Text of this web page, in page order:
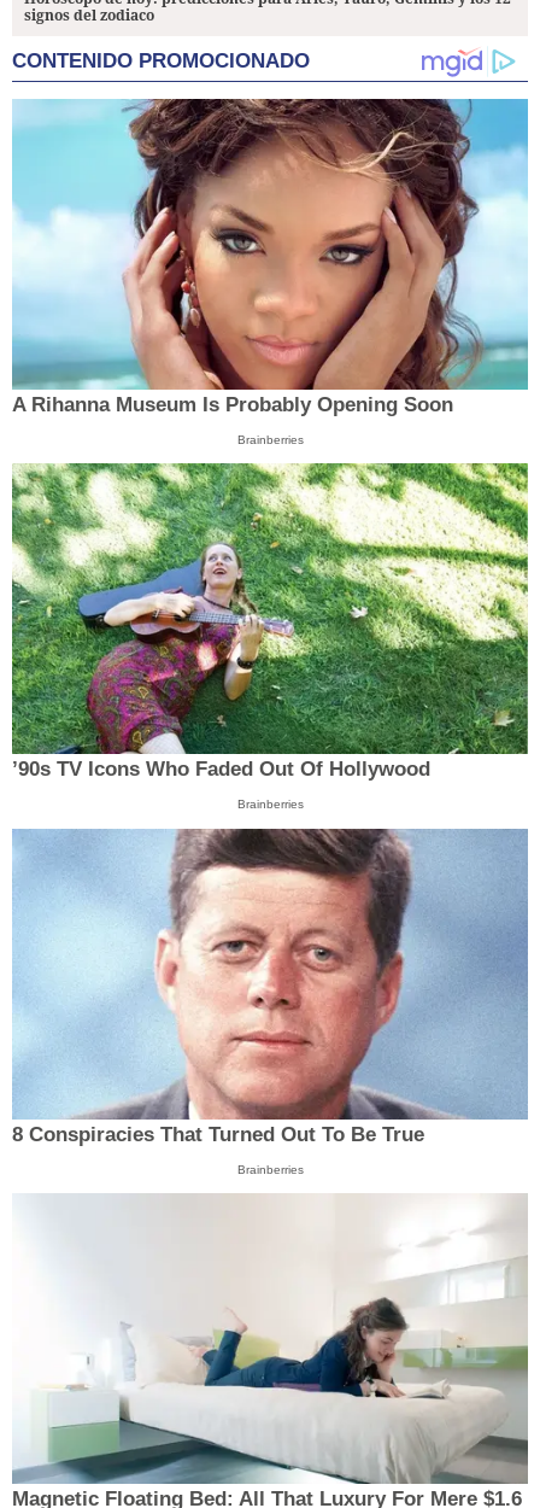
signos del zodiaco
CONTENIDO PROMOCIONADO
A Rihanna Museum Is Probably Opening Soon
Brainberries
’90s TV Icons Who Faded Out Of Hollywood
Brainberries
8 Conspiracies That Turned Out To Be True
Brainberries
Magnetic Floating Bed: All That Luxury For Mere $1.6